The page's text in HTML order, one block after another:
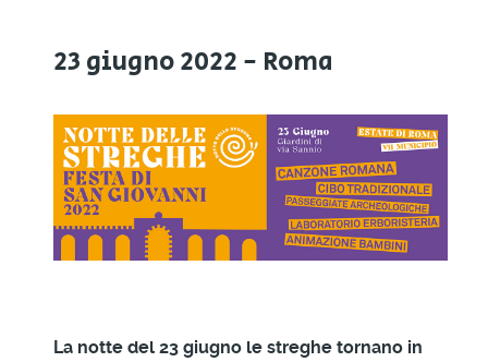
23 giugno 2022 - Roma
La notte del 23 giugno le streghe tornano in